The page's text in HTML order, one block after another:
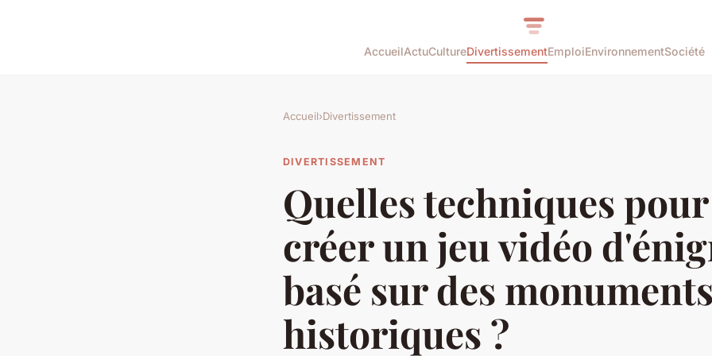
AccueilActuCultureDivertissementEmploiEnvironnementSociété
Accueil›Divertissement
DIVERTISSEMENT
Quelles techniques pour
créer un jeu vidéo
basé sur des monuments
historiques ?